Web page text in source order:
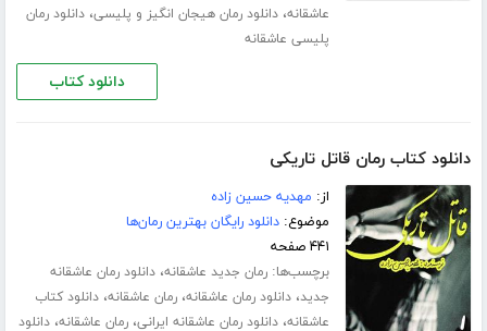
عاشقانه،دانلود رمان هیجان انگیز و پلیسی،دانلود رمان
پلیسی عاشقانه
دانلود کتاب
دانلود کتاب رمان قاتل تاریکی
از: مهدیه حسین زاده
موضوع:دانلود رایگان بهترین رمان‌ها
۴۴۱ صفحه
برچسب‌ها:رمان جدید عاشقانه،دانلود رمان عاشقانه
جدید،دانلود رمان عاشقانه،رمان عاشقانه،دانلود کتاب
عاشقانه،دانلود رمان عاشقانه ایرانی،رمان عاشقانه،دانلود